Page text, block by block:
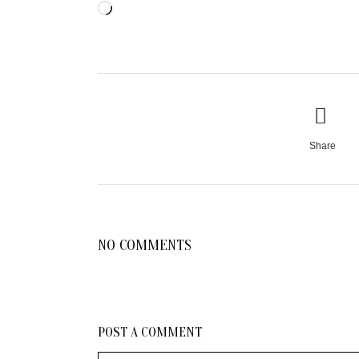
Cargando...
Share
NO COMMENTS
POST A COMMENT